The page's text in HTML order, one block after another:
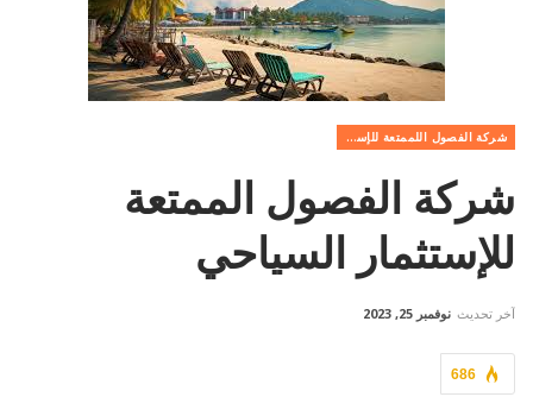
شركة الفصول اللممتعة للإستثمار السياحي
شركة الفصول الممتعة
للإستثمار السياحي
آخر تحديث نوفمبر 25, 2023
686